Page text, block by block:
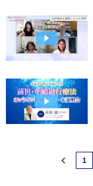
1